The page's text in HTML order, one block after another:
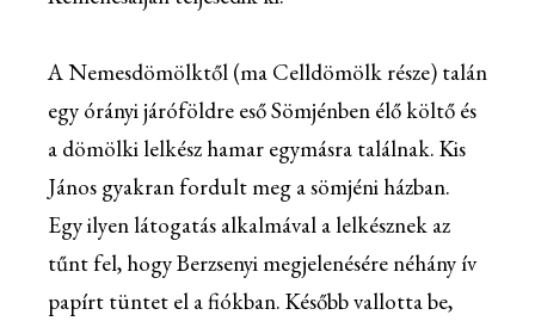
A Nemesdömölktől (ma Celldömölk része) talán
egy órányi járóföldre eső Sömjénben élő költő és
a dömölki lelkész hamar egymásra találnak. Kis
János gyakran fordult meg a sömjéni házban.
Egy ilyen látogatás alkalmával a lelkésznek az
tűnt fel, hogy Berzsenyi megjelenésére néhány ív
papírt tüntet el a fiókban. Később vallotta be,